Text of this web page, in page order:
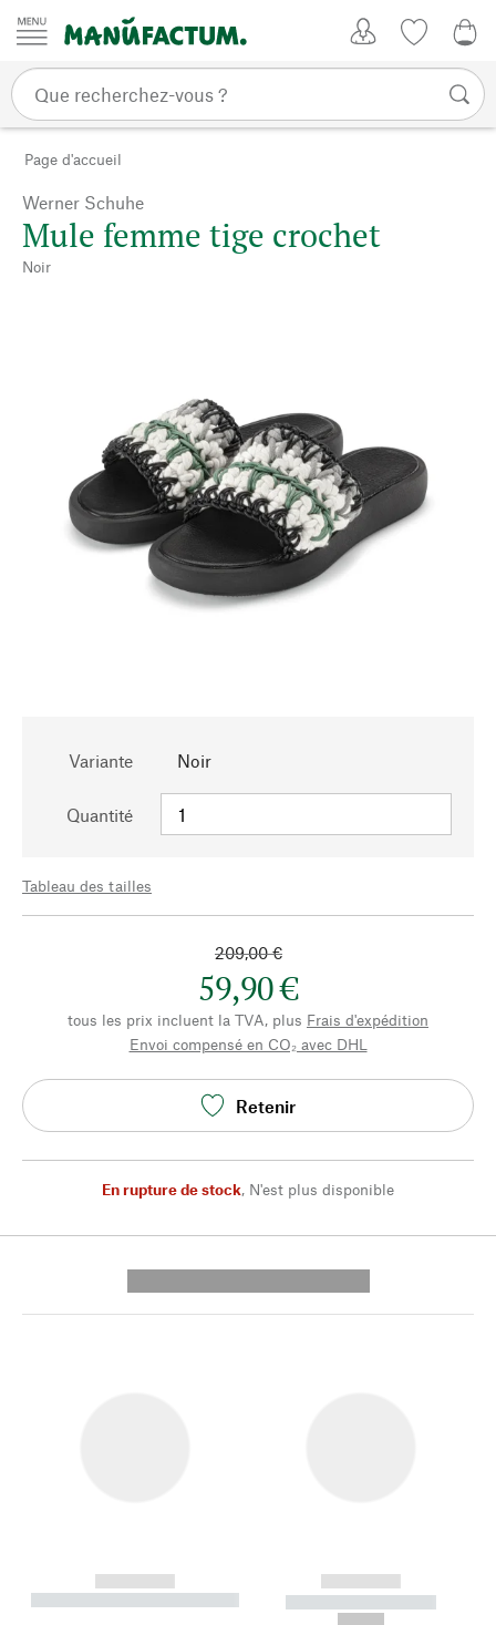
Passer au contenu
Page d'accueil
Werner Schuhe
Mule femme tige crochet
Noir
Variante Noir
Quantité
Tableau des tailles
209,00 €
59,90 €
tous les prix incluent la TVA, plus Frais d'expédition
Envoi compensé en CO₂ avec DHL
Retenir
En rupture de stock, N'est plus disponible
------------
----------- ----------- --------
------------
----------- -----------